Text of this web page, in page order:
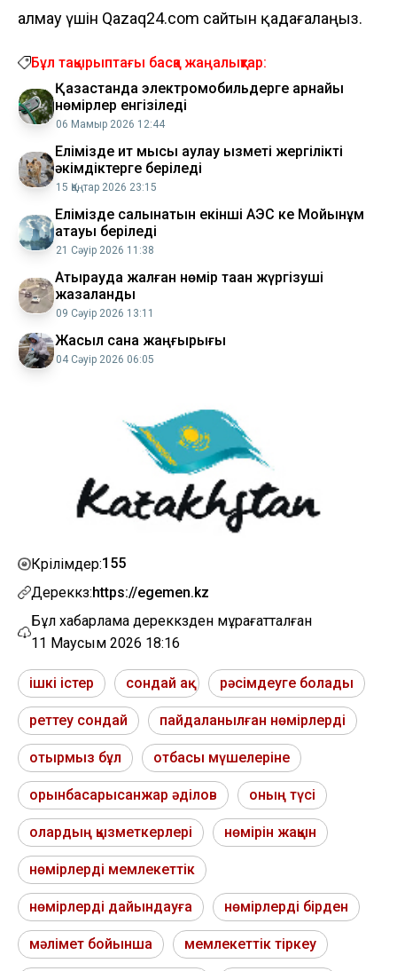
алмау үшін Qazaq24.com сайтын қадағалаңыз.
Бұл тақырыптағы басқа жаңалықтар:
Қазақстанда электромобильдерге арнайы
нөмірлер енгізіледі
06 Мамыр 2026 12:44
Елімізде ит мысық аулау қызметі жергілікті
әкімдіктерге беріледі
15 Қаңтар 2026 23:15
Елімізде салынатын екінші АЭС ке Мойынқұм
атауы беріледі
21 Сәуір 2026 11:38
​Атырауда жалған нөмір таққан жүргізуші
жазаланды
09 Сәуір 2026 13:11
Жасыл сана жаңғырығы
04 Сәуір 2026 06:05
Көрілімдер:155
Дереккөз:https://egemen.kz
Бұл хабарлама дереккөзден мұрағатталған
11 Маусым 2026 18:16
ішкі істер сондай ақ рәсімдеуге болады
реттеу сондай пайдаланылған нөмірлерді
отырмыз бұл отбасы мүшелеріне
орынбасарысанжар әділов оның түсі
олардың қызметкерлері нөмірін жақын
нөмірлерді мемлекеттік
нөмірлерді дайындауға нөмірлерді бірден
мәлімет бойынша мемлекеттік тіркеу